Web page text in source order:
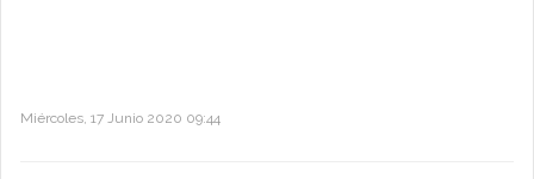
Miércoles, 17 Junio 2020 09:44